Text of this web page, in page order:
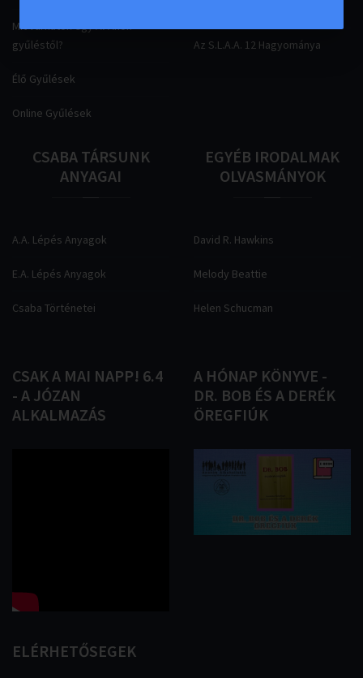
Mit várhatok egy Al-Anon
gyűléstől?
Élő Gyűlések
Online Gyűlések
Az S.L.A.A. 12 Hagyománya
CSABA TÁRSUNK
ANYAGAI
A.A. Lépés Anyagok
E.A. Lépés Anyagok
Csaba Történetei
EGYÉB IRODALMAK
OLVASMÁNYOK
David R. Hawkins
Melody Beattie
Helen Schucman
CSAKA MAI NAPP! 6.4
- A JÓZAN
ALKALMAZÁS
A HÓNAP KÖNYVE -
DR. BOB ÉS A DERÉK
ÖREGFIÚK
ELÉRHETŐSEGEK